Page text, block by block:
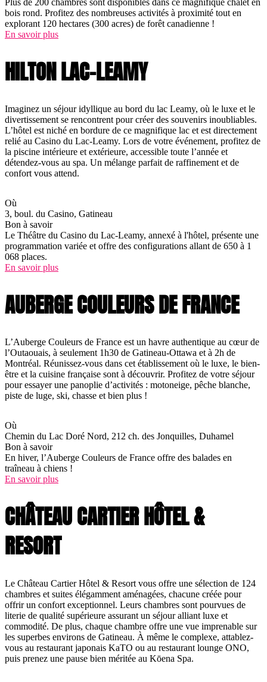
Plus de 200 chambres sont disponibles dans ce magnifique chalet en
bois rond. Profitez des nombreuses activités à proximité tout en
explorant 120 hectares (300 acres) de forêt canadienne !
En savoir plus
HILTON LAC-LEAMY
Imaginez un séjour idyllique au bord du lac Leamy, où le luxe et le
divertissement se rencontrent pour créer des souvenirs inoubliables.
L’hôtel est niché en bordure de ce magnifique lac et est directement
relié au Casino du Lac-Leamy. Lors de votre événement, profitez de
la piscine intérieure et extérieure, accessible toute l’année et
détendez-vous au spa. Un mélange parfait de raffinement et de
confort vous attend.
Où
3, boul. du Casino, Gatineau
Bon à savoir
Le Théâtre du Casino du Lac-Leamy, annexé à l'hôtel, présente une
programmation variée et offre des configurations allant de 650 à 1
068 places.
En savoir plus
AUBERGE COULEURS DE FRANCE
L’Auberge Couleurs de France est un havre authentique au cœur de
l’Outaouais, à seulement 1h30 de Gatineau-Ottawa et à 2h de
Montréal. Réunissez-vous dans cet établissement où le luxe, le bien-
être et la cuisine française sont à découvrir. Profitez de votre séjour
pour essayer une panoplie d’activités : motoneige, pêche blanche,
piste de luge, ski, chasse et bien plus !
Où
Chemin du Lac Doré Nord, 212 ch. des Jonquilles, Duhamel
Bon à savoir
En hiver, l’Auberge Couleurs de France offre des balades en
traîneau à chiens !
En savoir plus
CHÂTEAU CARTIER HÔTEL &
RESORT
Le Château Cartier Hôtel & Resort vous offre une sélection de 124
chambres et suites élégamment aménagées, chacune créée pour
offrir un confort exceptionnel. Leurs chambres sont pourvues de
literie de qualité supérieure assurant un séjour alliant luxe et
commodité. De plus, chaque chambre offre une vue imprenable sur
les superbes environs de Gatineau. À même le complexe, attablez-
vous au restaurant japonais KaTO ou au restaurant lounge ONO,
puis prenez une pause bien méritée au Kōena Spa.